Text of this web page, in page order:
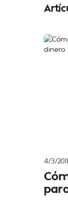
4/3/